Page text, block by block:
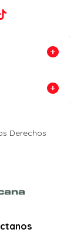
Derechos